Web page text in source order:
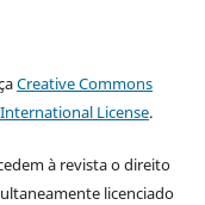
Creative Commons
License.
à revista o direito
licenciado